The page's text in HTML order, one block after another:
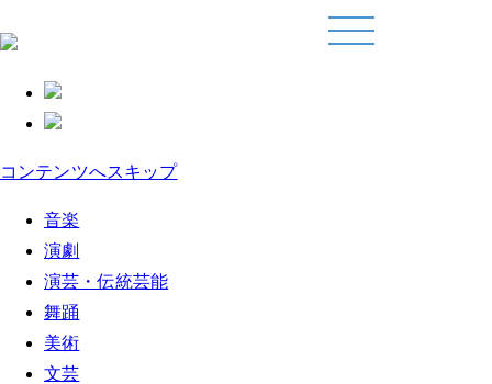
コンテンツへスキップ
音楽
演劇
演芸・伝統芸能
舞踊
美術
文芸